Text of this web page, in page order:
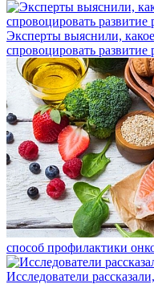
Эксперты выяснили,
спровоцировать развитие
способ профилактики
Исследователи